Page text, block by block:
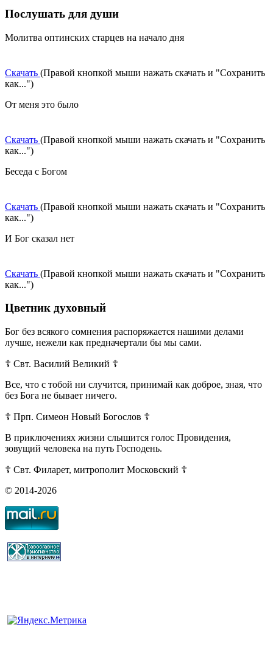
Послушать для души
Молитва оптинских старцев на начало дня
Скачать (Правой кнопкой мыши нажать скачать и "Сохранить
как...")
От меня это было
Скачать (Правой кнопкой мыши нажать скачать и "Сохранить
как...")
Беседа с Богом
Скачать (Правой кнопкой мыши нажать скачать и "Сохранить
как...")
И Бог сказал нет
Скачать (Правой кнопкой мыши нажать скачать и "Сохранить
как...")
Цветник духовный
Бог без всякого сомнения распоряжается нашими делами
лучше, нежели как предначертали бы мы сами.
☦ Свт. Василий Великий ☦
Все, что с тобой ни случится, принимай как доброе, зная, что
без Бога не бывает ничего.
☦ Прп. Симеон Новый Богослов ☦
В приключениях жизни слышится голос Провидения,
зовущий человека на путь Господень.
☦ Свт. Филарет, митрополит Московский ☦
© 2014-2026